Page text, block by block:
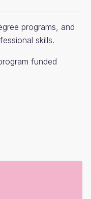
programs, and
skills.
funded